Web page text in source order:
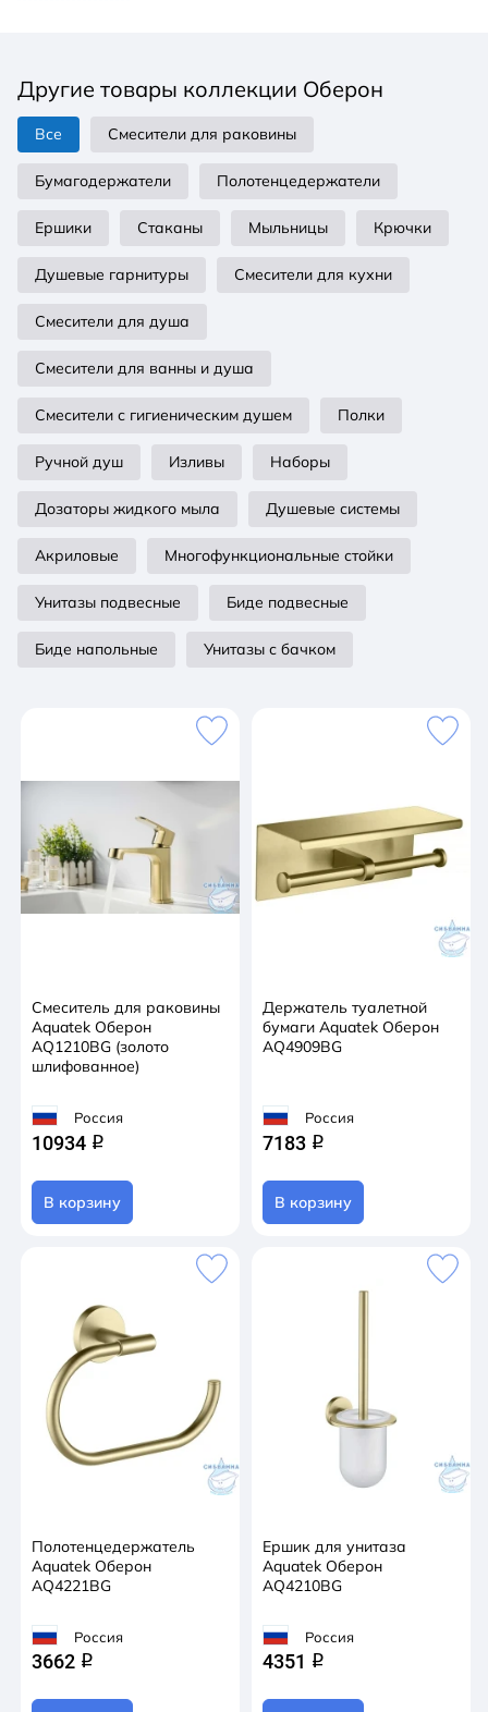
Другие товары коллекции Оберон
Все Смесители для раковины
Бумагодержатели Полотенцедержатели
Ершики Стаканы Мыльницы Крючки
Душевые гарнитуры Смесители для кухни
Смесители для душа
Смесители для ванны и душа
Смесители с гигиеническим душем Полки
Ручной душ Изливы Наборы
Дозаторы жидкого мыла Душевые системы
Акриловые Многофункциональные стойки
Унитазы подвесные Биде подвесные
Биде напольные Унитазы с бачком
Смеситель для раковины
Aquatek Оберон
AQ1210BG (золото
шлифованное)
Россия
10934 q
В корзину
Держатель туалетной
бумаги Aquatek Оберон
AQ4909BG
Россия
7183 q
В корзину
Полотенцедержатель
Aquatek Оберон
AQ4221BG
Россия
3662 q
Ершик для унитаза
Aquatek Оберон
AQ4210BG
Россия
4351 q